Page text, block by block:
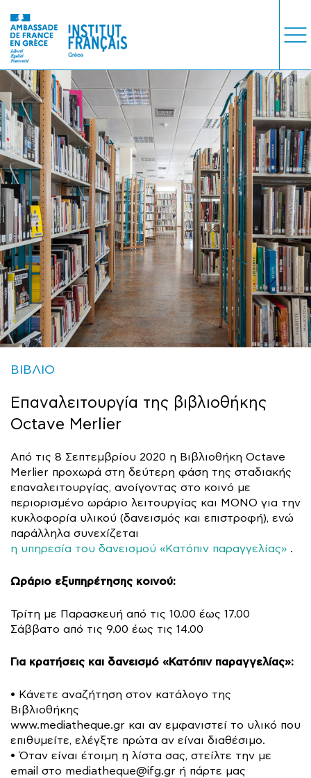
ΜΑΘΗΜΑΤΑ
ΕΞΕΤΑΣΕΙΣ
ΣΠΟΥΔΕΣ
ΣΥΝΕΡΓΕΙΕΣ
ΒΙΒΛΙΟΘΗΚΗ
ΒΙΒΛΙΟ
Επαναλειτουργία της βιβλιοθήκης
Octave Merlier
Από τις 8 Σεπτεμβρίου 2020 η Βιβλιοθήκη Octave
Merlier προχωρά στη δεύτερη φάση της σταδιακής
επαναλειτουργίας, ανοίγοντας στο κοινό με
περιορισμένο ωράριο λειτουργίας και ΜΟΝΟ για την
κυκλοφορία υλικού (δανεισμός και επιστροφή), ενώ
παράλληλα συνεχίζεται
η υπηρεσία του δανεισμού «Κατόπιν παραγγελίας» .
Ωράριο εξυπηρέτησης κοινού:
Τρίτη με Παρασκευή από τις 10.00 έως 17.00
Σάββατο από τις 9.00 έως τις 14.00
Για κρατήσεις και δανεισμό «Κατόπιν παραγγελίας»:
• Κάνετε αναζήτηση στον κατάλογο της
Βιβλιοθήκης
www.mediatheque.gr και αν εμφανιστεί το υλικό που
επιθυμείτε, ελέγξτε πρώτα αν είναι διαθέσιμο.
• Όταν είναι έτοιμη η λίστα σας, στείλτε την με
email στο mediatheque@ifg.gr ή πάρτε μας